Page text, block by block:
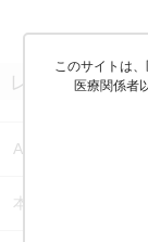
レンタル品構成
Aplio air 本体
本体用AC充電アダ
このサイトは
医療関係者